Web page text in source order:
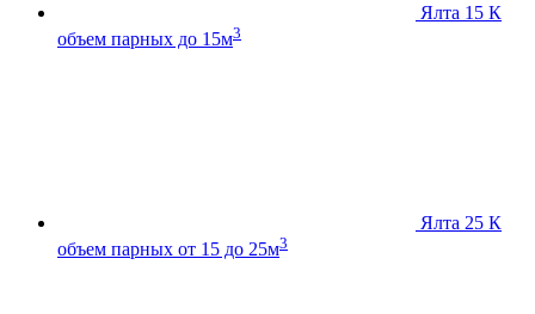
Ялта 15 К
объем парных до 15м3
Ялта 25 К
объем парных от 15 до 25м3